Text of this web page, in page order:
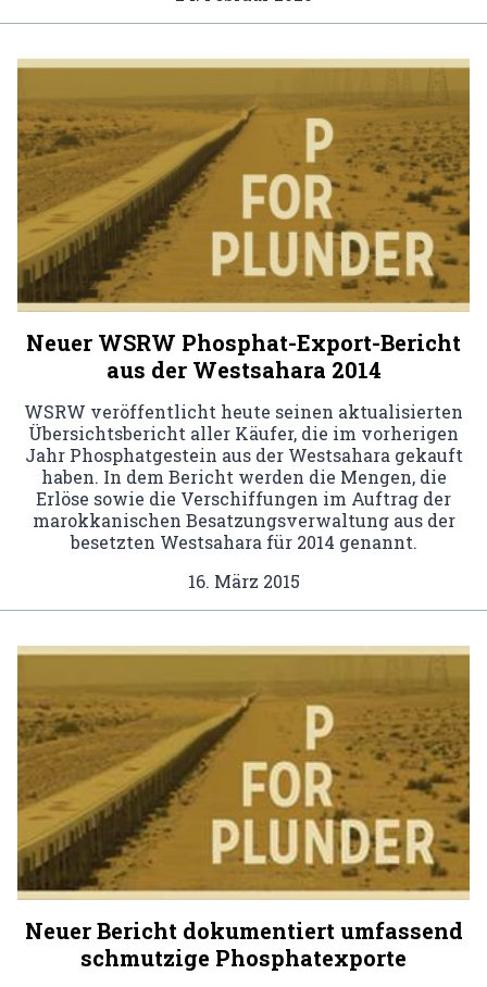
Neuer WSRW Phosphat-Export-Bericht
aus der Westsahara 2014
WSRW veröffentlicht heute seinen aktualisierten
Übersichtsbericht aller Käufer, die im vorherigen
Jahr Phosphatgestein aus der Westsahara gekauft
haben. In dem Bericht werden die Mengen, die
Erlöse sowie die Verschiffungen im Auftrag der
marokkanischen Besatzungsverwaltung aus der
besetzten Westsahara für 2014 genannt.
16. März 2015
Neuer Bericht dokumentiert umfassend
schmutzige Phosphatexporte